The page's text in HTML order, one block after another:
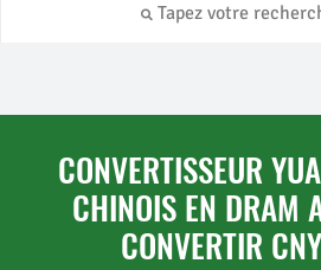
CONVERTISSEUR
CHINOIS EN DRAM
CONVERTIR